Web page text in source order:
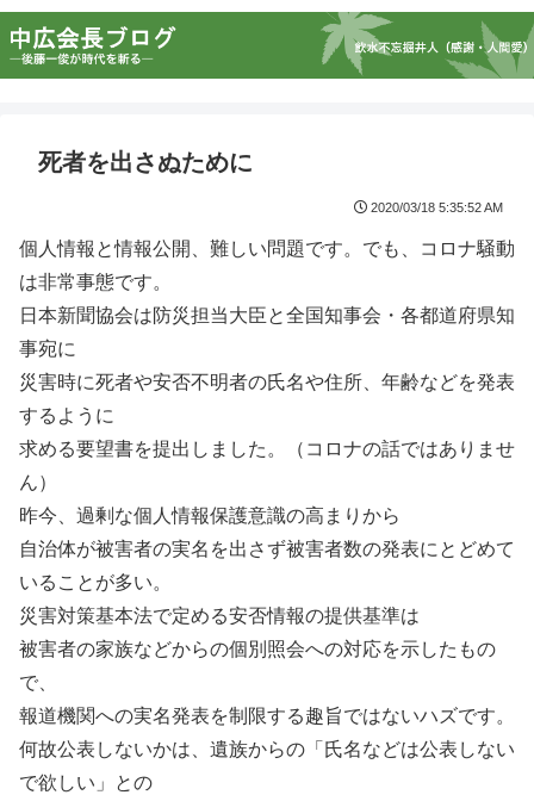
死者を出さぬために
2020/03/18 5:35:52 AM
個人情報と情報公開、難しい問題です。でも、コロナ騒動
は非常事態です。
日本新聞協会は防災担当大臣と全国知事会・各都道府県知
事宛に
災害時に死者や安否不明者の氏名や住所、年齢などを発表
するように
求める要望書を提出しました。（コロナの話ではありませ
ん）
昨今、過剰な個人情報保護意識の高まりから
自治体が被害者の実名を出さず被害者数の発表にとどめて
いることが多い。
災害対策基本法で定める安否情報の提供基準は
被害者の家族などからの個別照会への対応を示したもの
で、
報道機関への実名発表を制限する趣旨ではないハズです。
何故公表しないかは、遺族からの「氏名などは公表しない
で欲しい」との